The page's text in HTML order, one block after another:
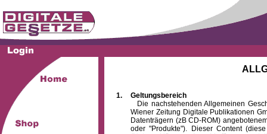
1.
Geltungsbereich
Die nachstehenden Allgemeinen
Wiener Zeitung Digitale Publikationen
Datenträgern (zB CD-ROM)
oder "Produkte"). Dieser Content